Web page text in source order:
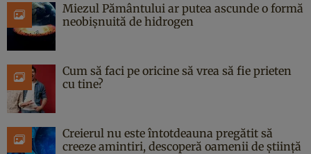
Miezul Pământului ar putea ascunde o formă
neobișnuită de hidrogen
Cum să faci pe oricine să vrea să fie prieten
cu tine?
Creierul nu este întotdeauna pregătit să
creeze amintiri, descoperă oamenii de știință